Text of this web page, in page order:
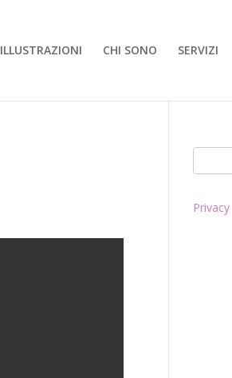
ILLUSTRAZIONI CHI SONO SERVIZI
Privacy